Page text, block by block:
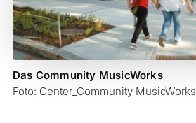
Das Community MusicWorks
Foto: Center_Community MusicWorks